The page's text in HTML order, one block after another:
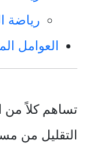
رياضة
العوامل
تساهم كلاً من
التقليل من